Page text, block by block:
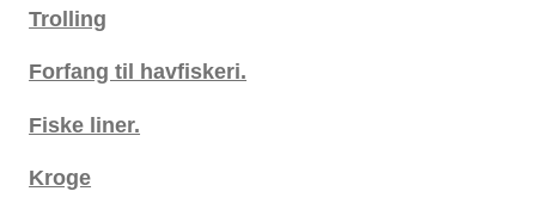
Trolling
Forfang til havfiskeri.
Fiske liner.
Kroge